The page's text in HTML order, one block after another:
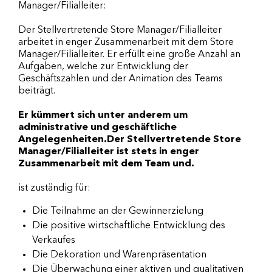
Manager/Filialleiter:
Der Stellvertretende Store Manager/Filialleiter
arbeitet in enger Zusammenarbeit mit dem Store
Manager/Filialleiter. Er erfüllt eine große Anzahl an
Aufgaben, welche zur Entwicklung der
Geschäftszahlen und der Animation des Teams
beiträgt.
Er kümmert sich unter anderem um
administrative und geschäftliche
Angelegenheiten.Der Stellvertretende Store
Manager/Filialleiter ist stets in enger
Zusammenarbeit mit dem Team und.
ist zuständig für:
Die Teilnahme an der Gewinnerzielung
Die positive wirtschaftliche Entwicklung des
Verkaufes
Die Dekoration und Warenpräsentation
Die Überwachung einer aktiven und qualitativen